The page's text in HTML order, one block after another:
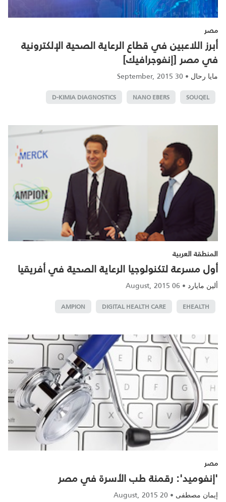
مصر
أبرز اللاعبين في قطاع الرعاية الصحية الإلكترونية
في مصر [إنفوجرافيك]
مايا رحال •
30 September, 2015
SOUQEL
NANO EBERS
D-KIMIA DIAGNOSTICS
المنطقة العربية
أول مسرعة لتكنولوجيا الرعاية الصحية في أفريقيا
ألين مايارد •
06 August, 2015
EHEALTH
DIGITAL HEALTH CARE
AMPION
مصر
'إنفوميد': رقمنة طب الأسرة في مصر
إيمان مصطفى •
20 August, 2015